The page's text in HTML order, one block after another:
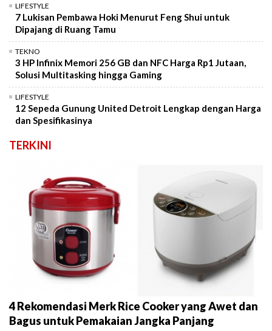
LIFESTYLE
7 Lukisan Pembawa Hoki Menurut Feng Shui untuk
Dipajang di Ruang Tamu
TEKNO
3 HP Infinix Memori 256 GB dan NFC Harga Rp1 Jutaan,
Solusi Multitasking hingga Gaming
LIFESTYLE
12 Sepeda Gunung United Detroit Lengkap dengan Harga
dan Spesifikasinya
TERKINI
4 Rekomendasi Merk Rice Cooker yang Awet dan
Bagus untuk Pemakaian Jangka Panjang